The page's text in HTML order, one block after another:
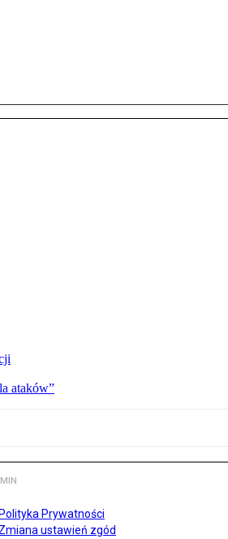
ataków”
Polityka Prywatności
Zmiana ustawień zgód